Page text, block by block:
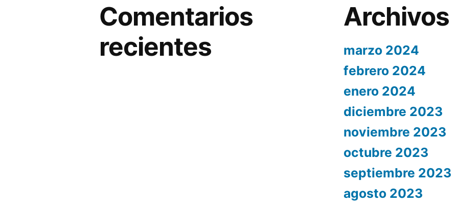
Comentarios
recientes
Archivos
marzo 2024
febrero 2024
enero 2024
diciembre 2023
noviembre 2023
octubre 2023
septiembre 2023
agosto 2023